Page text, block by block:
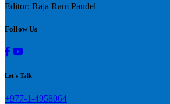
Editor: Raja Ram Paudel
Follow Us
Let's Talk
+977-1-4958064